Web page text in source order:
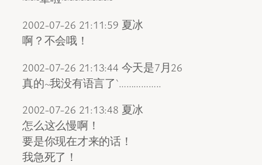
2002-07-26 21:11:59 夏冰
啊？不会哦！
2002-07-26 21:13:44 今天是7月26
真的~我没有语言了`……………..
2002-07-26 21:13:48 夏冰
怎么这么慢啊！
要是你现在才来的话！
我急死了！